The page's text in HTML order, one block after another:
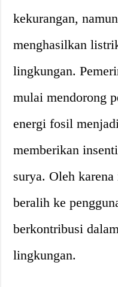
kekurangan,
menghasilkan
lingkungan.
mulai mendorong
energi fosil
memberikan
surya. Oleh
beralih ke
berkontribusi
lingkungan.